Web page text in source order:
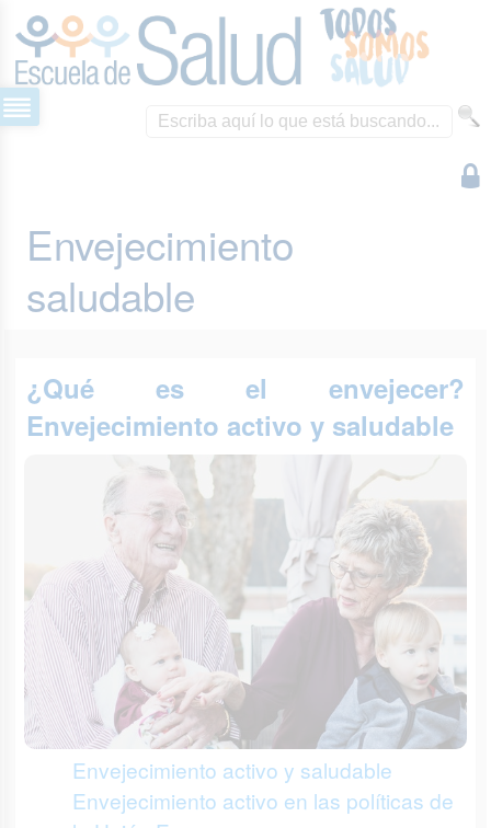
Envejecimiento
saludable
¿Qué es el envejecer?
Envejecimiento activo y saludable
Envejecimiento activo y saludable
Envejecimiento activo en las políticas de